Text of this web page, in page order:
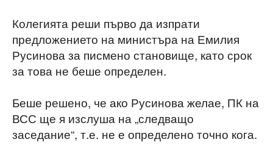
Колегията реши първо да изпрати
предложението на министъра на Емилия
Русинова за писмено становище, като срок
за това не беше определен.
Беше решено, че ако Русинова желае, ПК на
ВСС ще я изслуша на „следващо
заседание“, т.е. не е определено точно кога.